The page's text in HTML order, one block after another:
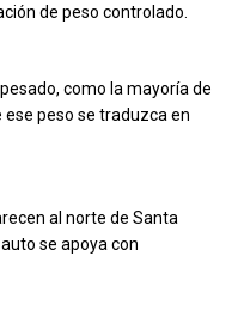
de peso controlado.
como la mayoría de
ese peso se traduzca en
al norte de Santa
se apoya con